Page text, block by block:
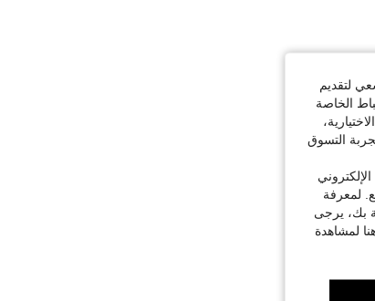
لتقديم
الخاصة
التسوق
لمعرفة
بك، يرجى
لمشاهدة